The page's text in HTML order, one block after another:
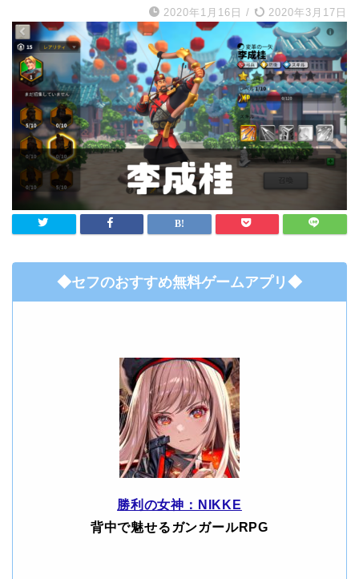
2020年1月16日 / 2020年3月17日
◆セフのおすすめ無料ゲームアプリ◆
勝利の女神：NIKKE
背中で魅せるガンガールRPG